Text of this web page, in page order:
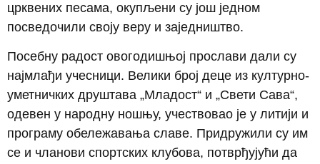
црквених песама, окупљени су још једном
посведочили своју веру и заједништво.
Посебну радост овогодишњој прослави дали су
најмлађи учесници. Велики број деце из културно-
уметничких друштава „Младост“ и „Свети Сава“,
одевен у народну ношњу, учествовао је у литији и
програму обележавања славе. Придружили су им
се и чланови спортских клубова, потврђујући да